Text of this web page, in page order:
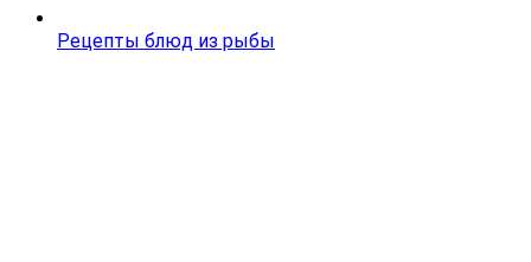
Рецепты блюд из рыбы